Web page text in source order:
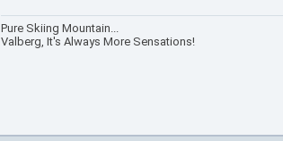
Pure Skiing Mountain...
Valberg, It's Always More Sensations!